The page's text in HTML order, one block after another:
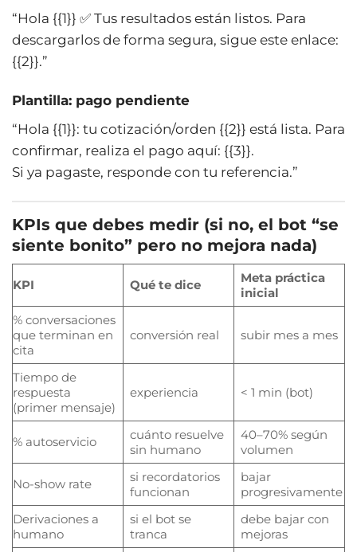
“Hola {{1}} ✅ Tus resultados están listos. Para
descargarlos de forma segura, sigue este enlace:
{{2}}.”
Plantilla: pago pendiente
“Hola {{1}}: tu cotización/orden {{2}} está lista. Para
confirmar, realiza el pago aquí: {{3}}.
Si ya pagaste, responde con tu referencia.”
KPIs que debes medir (si no, el bot “se
siente bonito” pero no mejora nada)
KPI Qué te dice
Meta práctica
inicial
% conversaciones
que terminan en
cita
conversión real subir mes a mes
Tiempo de
respuesta
(primer mensaje)
experiencia < 1 min (bot)
% autoservicio
cuánto resuelve
sin humano
40–70% según
volumen
No-show rate
si recordatorios
funcionan
bajar
progresivamente
Derivaciones a
humano
si el bot se
tranca
debe bajar con
mejoras